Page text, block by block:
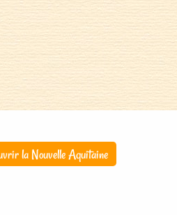
la Nouvelle Aquitaine